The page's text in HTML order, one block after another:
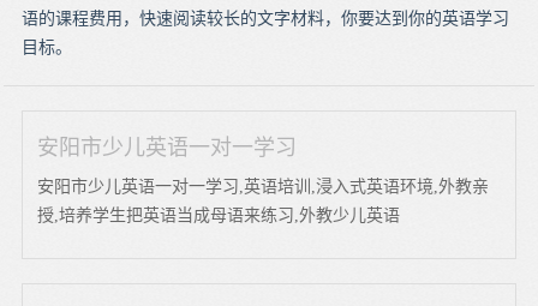
语的课程费用，快速阅读较长的文字材料，你要达到你的英语学习
目标。
安阳市少儿英语一对一学习
安阳市少儿英语一对一学习,英语培训,浸入式英语环境,外教亲
授,培养学生把英语当成母语来练习,外教少儿英语